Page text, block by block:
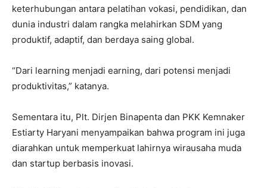
keterhubungan antara pelatihan vokasi, pendidikan, dan
dunia industri dalam rangka melahirkan SDM yang
produktif, adaptif, dan berdaya saing global.
“Dari learning menjadi earning, dari potensi menjadi
produktivitas,” katanya.
Sementara itu, Plt. Dirjen Binapenta dan PKK Kemnaker
Estiarty Haryani menyampaikan bahwa program ini juga
diarahkan untuk memperkuat lahirnya wirausaha muda
dan startup berbasis inovasi.